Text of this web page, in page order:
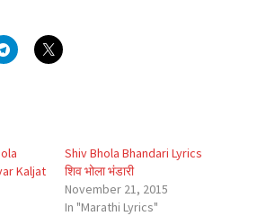
Kaljat
Shiv Bhola Bhandari Lyrics
शिव भोला भंडारी
November 21, 2015
In "Marathi Lyrics"